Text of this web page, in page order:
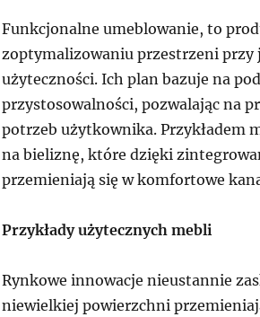
Funkcjonalne umeblowanie, to
zoptymalizowaniu przestrzeni przy
użyteczności. Ich plan bazuje na
przystosowalności, pozwalając na
potrzeb użytkownika. Przykładem
na bieliznę, które dzięki
przemieniają się w komfortowe
Przykłady użytecznych mebli
Rynkowe innowacje nieustannie
niewielkiej powierzchni